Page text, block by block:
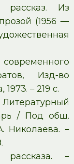
Из
(1956 —
Изд-во
– 219 с.
/ Под общ.
Николаева. –
рассказа. –